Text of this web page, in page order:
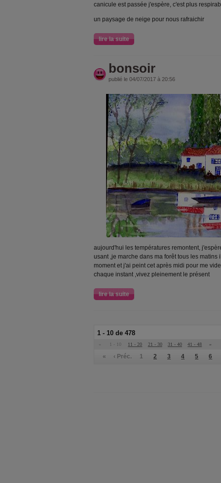
canicule est passée j'espère, c'est plus
un paysage de neige pour nous rafraichir
lire la suite
bonsoir
publié le 04/07/2017 à 20:56
aujourd'hui les températures remontent,
usant ,je marche dans ma forêt tous les matins
moment et j'ai peint cet après midi pour me
chaque instant ,vivez pleinement le présent
lire la suite
1 - 10 de 478
« 1 - 10 11 - 20 21 - 30 31 - 40 41 - 48 »
« ‹ Préc. 1 2 3 4 5 6